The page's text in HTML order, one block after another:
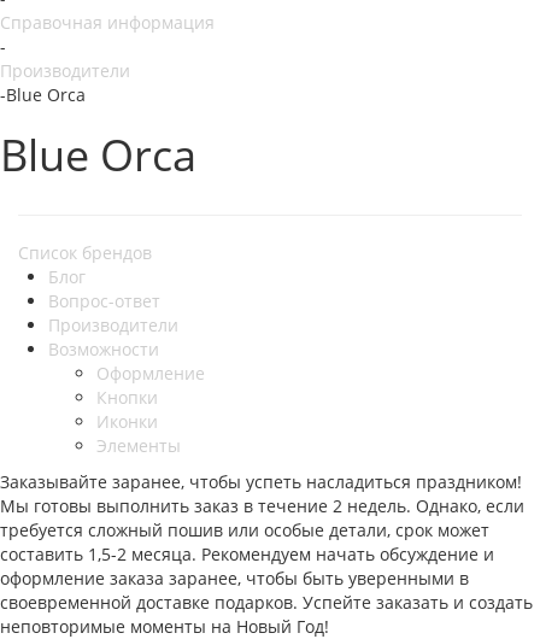
Справочная информация
-
Производители
-Blue Orca
Blue Orca
Список брендов
Блог
Вопрос-ответ
Производители
Возможности
Оформление
Кнопки
Иконки
Элементы
Заказывайте заранее, чтобы успеть насладиться праздником!
Мы готовы выполнить заказ в течение 2 недель. Однако, если
требуется сложный пошив или особые детали, срок может
составить 1,5-2 месяца. Рекомендуем начать обсуждение и
оформление заказа заранее, чтобы быть уверенными в
своевременной доставке подарков. Успейте заказать и создать
неповторимые моменты на Новый Год!